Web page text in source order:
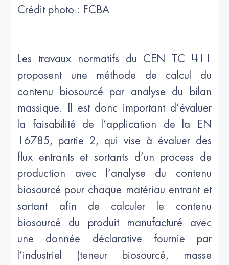
Crédit photo : FCBA
Les travaux normatifs du CEN TC 411
proposent une méthode de calcul du
contenu biosourcé par analyse du bilan
massique. Il est donc important d’évaluer
la faisabilité de l’application de la EN
16785, partie 2, qui vise à évaluer des
flux entrants et sortants d’un process de
production avec l’analyse du contenu
biosourcé pour chaque matériau entrant et
sortant afin de calculer le contenu
biosourcé du produit manufacturé avec
une donnée déclarative fournie par
l’industriel (teneur biosourcé, masse